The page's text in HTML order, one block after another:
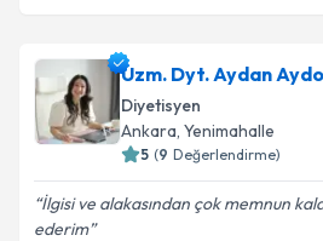
Uzm. Dyt. Aydan
Diyetisyen
Ankara, Yenimahalle
5 (9 Değerlendirme)
İlgisi ve alakasından çok memnun
ederim